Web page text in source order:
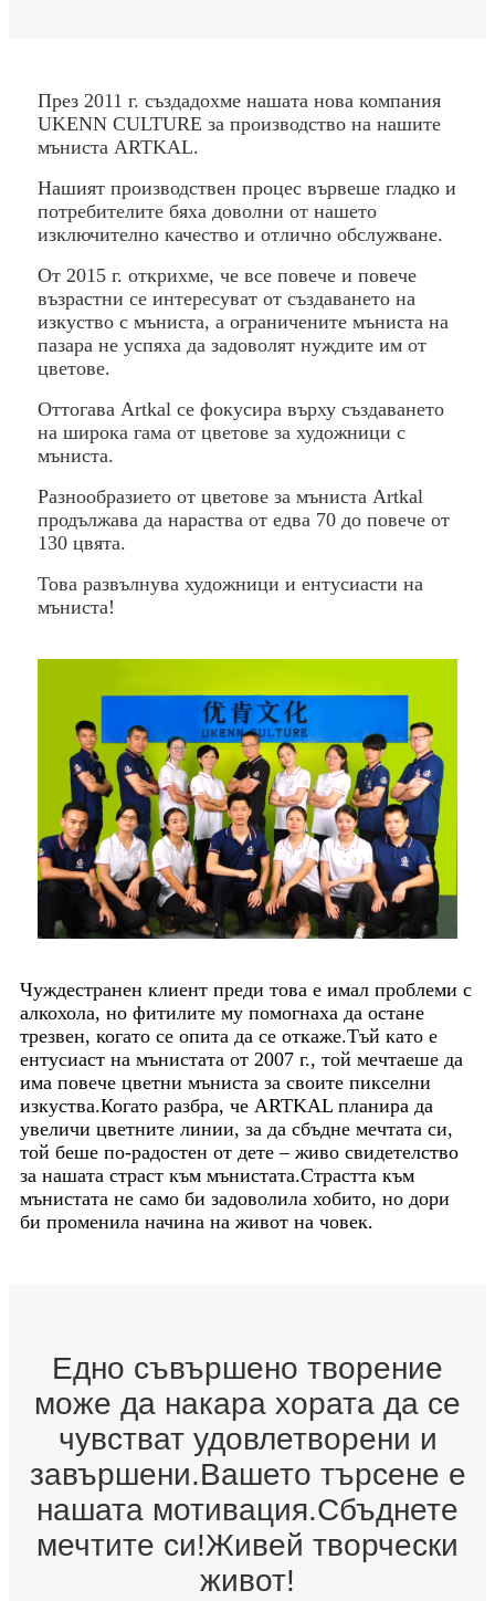
През 2011 г. създадохме нашата нова компания
UKENN CULTURE за производство на нашите
мъниста ARTKAL.
Нашият производствен процес вървеше гладко и
потребителите бяха доволни от нашето
изключително качество и отлично обслужване.
От 2015 г. открихме, че все повече и повече
възрастни се интересуват от създаването на
изкуство с мъниста, а ограничените мъниста на
пазара не успяха да задоволят нуждите им от
цветове.
Оттогава Artkal се фокусира върху създаването
на широка гама от цветове за художници с
мъниста.
Разнообразието от цветове за мъниста Artkal
продължава да нараства от едва 70 до повече от
130 цвята.
Това развълнува художници и ентусиасти на
мъниста!
Чуждестранен клиент преди това е имал проблеми с
алкохола, но фитилите му помогнаха да остане
трезвен, когато се опита да се откаже.Тъй като е
ентусиаст на мънистата от 2007 г., той мечтаеше да
има повече цветни мъниста за своите пикселни
изкуства.Когато разбра, че ARTKAL планира да
увеличи цветните линии, за да сбъдне мечтата си,
той беше по-радостен от дете – живо свидетелство
за нашата страст към мънистата.Страстта към
мънистата не само би задоволила хобито, но дори
би променила начина на живот на човек.
Едно съвършено творение
може да накара хората да се
чувстват удовлетворени и
завършени.Вашето търсене е
нашата мотивация.Сбъднете
мечтите си!Живей творчески
живот!